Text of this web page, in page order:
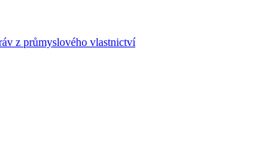
z průmyslového vlastnictví